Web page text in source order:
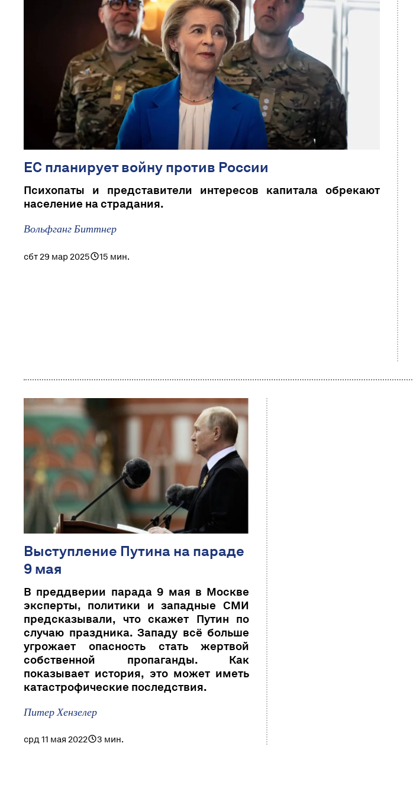
ЕС планирует войну против России
Психопаты и представители интересов капитала обрекают
население на страдания.
Вольфганг Биттнер
сбт 29 мар 2025 15 мин.
Выступление Путина на параде
9 мая
В преддверии парада 9 мая в Москве
эксперты, политики и западные СМИ
предсказывали, что скажет Путин по
случаю праздника. Западу всё больше
угрожает опасность стать жертвой
собственной пропаганды. Как
показывает история, это может иметь
катастрофические последствия.
Питер Хензелер
срд 11 мая 2022 3 мин.